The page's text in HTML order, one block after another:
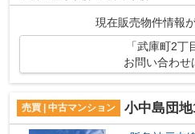
現在販売物件情報
「武庫町2丁
お問い合わせ
売買 | 中古マンション 小中島団